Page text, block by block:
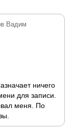
Вадим
ничего
для записи.
меня. По